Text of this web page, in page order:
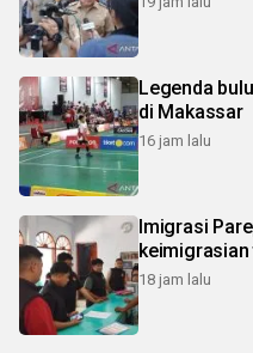
Legenda
di Makassar
16 jam lalu
Imigrasi
keimigrasian
18 jam lalu